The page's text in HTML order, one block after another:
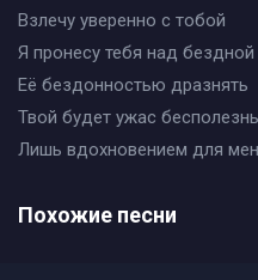
Взлечу уверенно с тобой
Я пронесу тебя над бездной
Её бездонностью дразнять
Твой будет ужас
Лишь вдохновением для
Похожие песни